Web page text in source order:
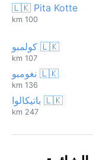
🇱🇰 Pita Kotte
100 km
🇱🇰 كولمبو
107 km
🇱🇰 نغومبو
136 km
🇱🇰 باتيكالوا
247 km